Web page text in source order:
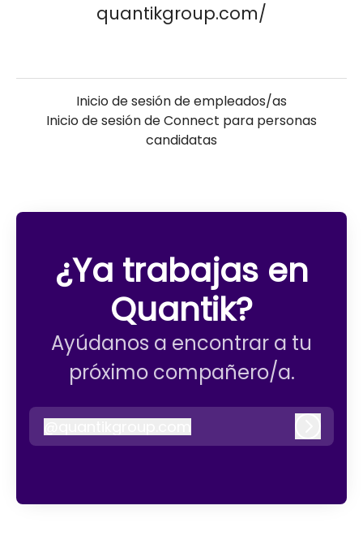
quantikgroup.com/
Inicio de sesión de empleados/as
Inicio de sesión de Connect para personas
candidatas
¿Ya trabajas en
Quantik?
Ayúdanos a encontrar a tu
próximo compañero/a.
quantikgroup.com